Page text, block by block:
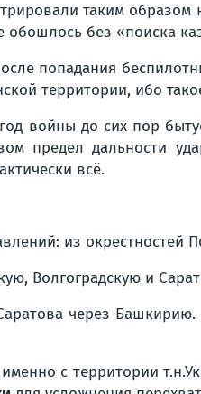
таким
обошлось без «поиска
попадания
территории, ибо
войны до сих пор
предел дальности
всё.
из окрестностей
Волгоградскую и
через
с территории